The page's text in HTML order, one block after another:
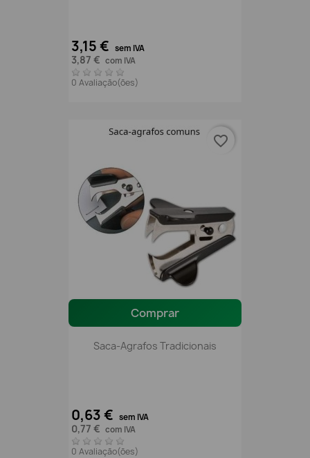
3,15 € sem IVA
3,87 € com IVA
0 Avaliação(ões)
Comprar
Saca-Agrafos Tradicionais
0,63 € sem IVA
0,77 € com IVA
0 Avaliação(ões)
favorite_border